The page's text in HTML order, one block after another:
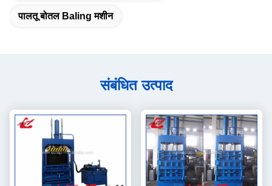
पालतू बोतल Baling मशीन
संबंधित उत्पाद